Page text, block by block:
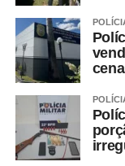
horário e local da
setembro. Com o
para 13 de
Também foi
correção de
outubro.
A avaliação